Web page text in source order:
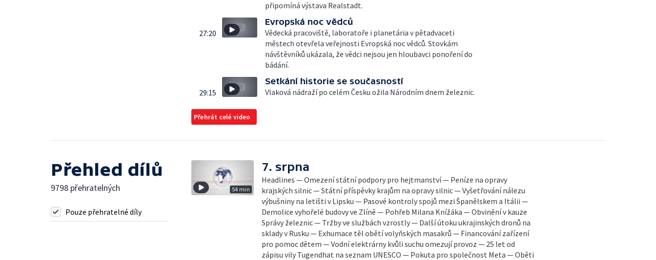
připomíná výstava Realstadt.
27:20
Evropská noc vědců
Vědecká pracoviště, laboratoře i planetária v pětadvaceti
městech otevřela veřejnosti Evropská noc vědců. Stovkám
návštěvníků ukázala, že vědci nejsou jen hloubavci ponoření do
bádání.
29:15
Setkání historie se současností
Vlaková nádraží po celém Česku ožila Národním dnem železnic.
Přehrát celé video
Přehled dílů
9798 přehratelných
Pouze přehratelné díly
54 min
7. srpna
Headlines — Omezení státní podpory pro hejtmanství — Peníze na opravy
krajských silnic — Státní příspěvky krajům na opravy silnic — Vyšetřování nálezu
výbušniny na letišti v Lipsku — Pasové kontroly spojů mezi Španělskem a Itálii —
Demolice vyhořelé budovy ve Zlíně — Pohřeb Milana Knížáka — Obvinění v kauze
Správy železnic — Tržby ve službách vzrostly — Další útoku ukrajinských dronů na
sklady v Rusku — Exhumace těl obětí volyňských masakrů — Financování zařízení
pro pomoc dětem — Vodní elektrárny kvůli suchu omezují provoz — 25 let od
zápisu vily Tugendhat na seznam UNESCO — Pokuta pro společnost Meta — Oběti